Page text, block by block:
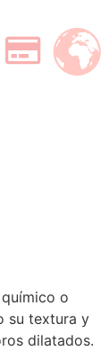
o
su textura y
dilatados.